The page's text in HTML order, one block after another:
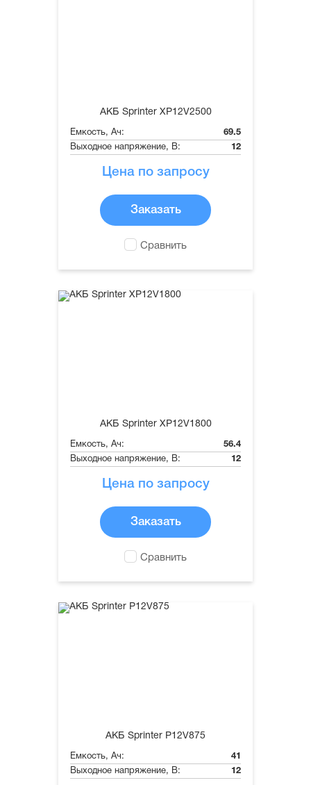
АКБ Sprinter XP12V2500
Емкость, Ач:
69.5
Выходное напряжение, В:
12
Цена по запросу
Заказать
Сравнить
АКБ Sprinter XP12V1800
Емкость, Ач:
56.4
Выходное напряжение, В:
12
Цена по запросу
Заказать
Сравнить
АКБ Sprinter P12V875
Емкость, Ач:
41
Выходное напряжение, В:
12